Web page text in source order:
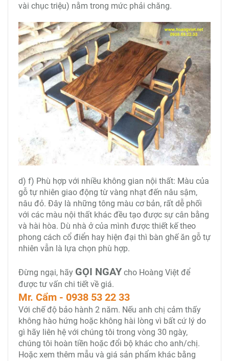
vài chục triệu) nằm trong mức phải chăng.
d) f) Phù hợp với nhiều không gian nội thất: Màu của
gỗ tự nhiên giao động từ vàng nhạt đến nâu sậm,
nâu đỏ. Đây là những tông màu cơ bản, rất dễ phối
với các màu nội thất khác đều tạo được sự cân bằng
và hài hòa. Dù nhà ở của mình được thiết kế theo
phong cách cổ điển hay hiện đại thì bàn ghế ăn gỗ tự
nhiên vẫn là lựa chọn phù hợp.
Đừng ngại, hãy GỌI NGAY cho Hoàng Việt để
được tư vấn chi tiết về giá.
Mr. Cẩm - 0938 53 22 33
Với chế độ bảo hành 2 năm. Nếu anh chị cảm thấy
không hào hứng hoặc không hài lòng vì bất cứ lý do
gì hãy liên hệ với chúng tôi trong vòng 30 ngày,
chúng tôi hoàn tiền hoặc đổi bộ khác cho anh/chị.
Hoặc xem thêm mẫu và giá sản phẩm khác bằng